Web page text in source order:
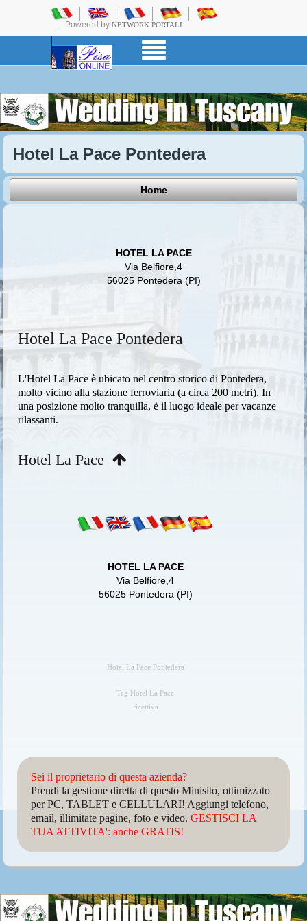
Powered by NETWORK PORTALI
Hotel La Pace Pontedera
Home
HOTEL LA PACE
Via Belfiore,4
56025 Pontedera (PI)
Hotel La Pace Pontedera
L'Hotel La Pace è ubicato nel centro storico di Pontedera,
molto vicino alla stazione ferroviaria (a circa 200 metri). In
una posizione molto tranquilla, è il luogo ideale per vacanze
rilassanti.
Hotel La Pace
HOTEL LA PACE
Via Belfiore,4
56025 Pontedera (PI)
Hotel La Pace Pontedera
Tag Hotel La Pace
ricettiva
Sei il proprietario di questa azienda?
Prendi la gestione diretta di questo Minisito, ottimizzato
per PC, TABLET e CELLULARI! Aggiungi telefono,
email, illimitate pagine, foto e video.GESTISCI LA
TUA ATTIVITA': anche GRATIS!